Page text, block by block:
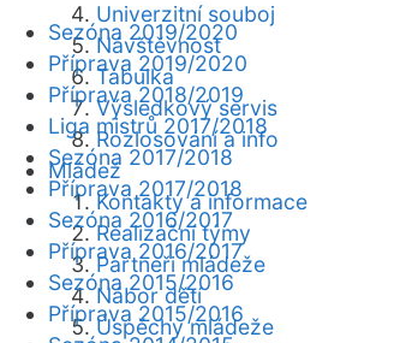
Univerzitní souboj
Návštěvnost
Tabulka
Výsledkový servis
Rozlosování a info
Mládež
Kontakty a informace
Realizační týmy
Partneři mládeže
Nábor dětí
Úspěchy mládeže
Sezóna 2019/2020
Příprava 2019/2020
Příprava 2018/2019
Liga mistrů 2017/2018
Sezóna 2017/2018
Příprava 2017/2018
Sezóna 2016/2017
Příprava 2016/2017
Sezóna 2015/2016
Příprava 2015/2016